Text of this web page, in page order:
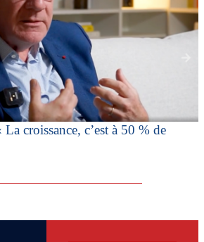
croissance, c’est à 50 % de